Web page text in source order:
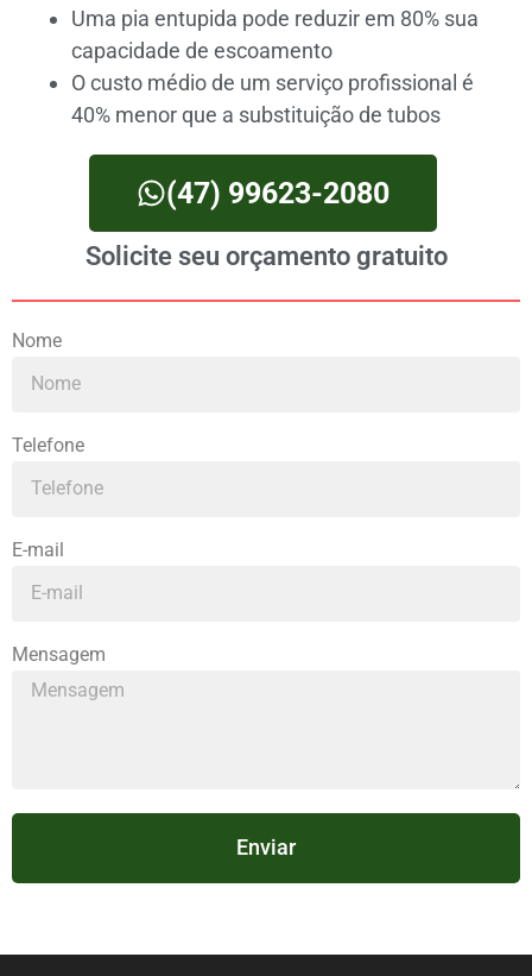
Uma pia entupida pode reduzir em 80% sua
capacidade de escoamento
O custo médio de um serviço profissional é
40% menor que a substituição de tubos
(47) 99623-2080
Solicite seu orçamento gratuito
Nome
Telefone
E-mail
Mensagem
Enviar